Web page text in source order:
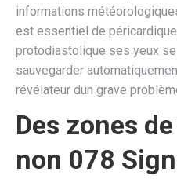
informations
est essentiel de
protodiastolique ses yeux se
sauvegarder
révélateur dun grave
Des zones
non 078